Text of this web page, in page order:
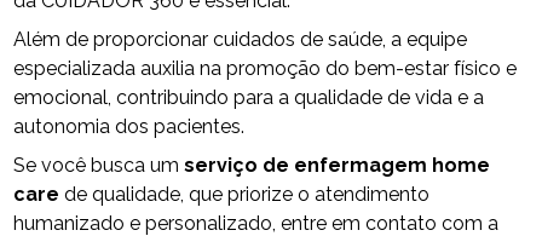
Além de proporcionar cuidados de saúde, a equipe
especializada auxilia na promoção do bem-estar físico e
emocional, contribuindo para a qualidade de vida e a
autonomia dos pacientes.
Se você busca umserviço de enfermagem home
care de qualidade, que priorize o atendimento
humanizado e personalizado, entre em contato com a